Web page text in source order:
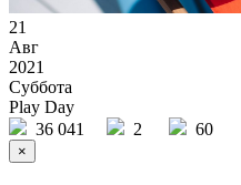
21
Авг
2021
Суббота
Play Day
36 041
2 60
×